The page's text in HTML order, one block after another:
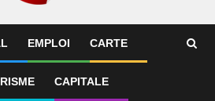
EMPLOI CARTE
CAPITALE